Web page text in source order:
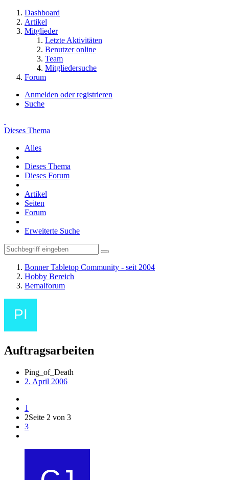
Dashboard
Artikel
Mitglieder
Letzte Aktivitäten
Benutzer online
Team
Mitgliedersuche
Forum
Anmelden oder registrieren
Suche
Dieses Thema
Alles
Dieses Thema
Dieses Forum
Artikel
Seiten
Forum
Erweiterte Suche
Bonner Tabletop Community - seit 2004
Hobby Bereich
Bemalforum
Auftragsarbeiten
Ping_of_Death
2. April 2006
1
2Seite 2 von 3
3